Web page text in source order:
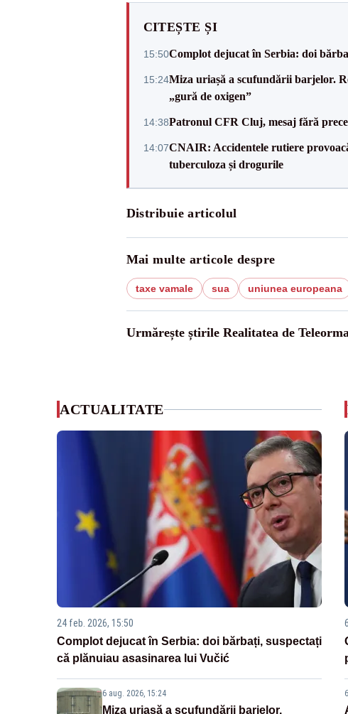
CITEȘTE ȘI
15:50Complot dejucat în Serbia: doi
15:24Miza uriașă a scufundării barjelor.
„gură de oxigen”
14:38Patronul CFR Cluj, mesaj fără
14:07CNAIR: Accidentele rutiere
tuberculoza și drogurile
Distribuie articolul
Mai multe articole despre
taxe vamale sua uniunea europeana
Urmărește știrile Realitatea de
ACTUALITATE
24 feb. 2026, 15:50
Complot dejucat în Serbia: doi bărbați, suspectați
că plănuiau asasinarea lui Vučić
6 aug. 2026, 15:24
Miza uriașă a scufundării barjelor.